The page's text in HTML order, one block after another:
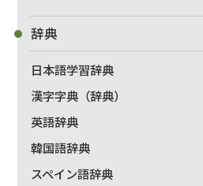
辞典
日本語学習辞典
漢字字典（辞典）
英語辞典
韓国語辞典
スペイン語辞典